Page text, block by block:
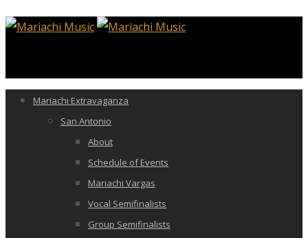
Mariachi Extravaganza
San Antonio
About
Schedule of Events
Mariachi Vargas
Vocal Semifinalists
Group Semifinalists